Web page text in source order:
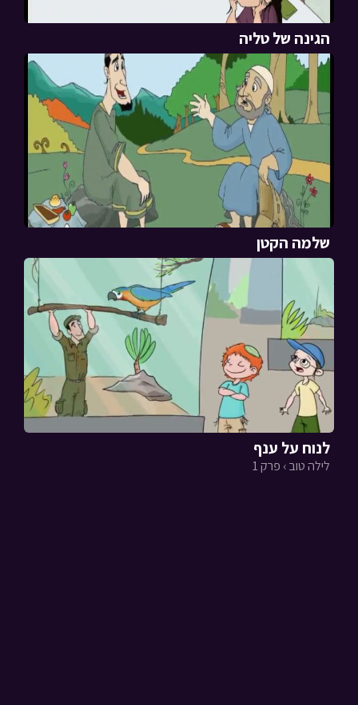
הגינה של טליה
שלמה הקטן
לנוח על ענף
לילה טוב › פרק 1